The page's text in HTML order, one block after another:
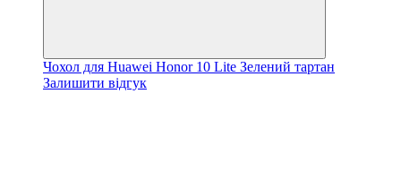
Чохол для Huawei Honor 10 Lite Зелений тартан
Залишити відгук